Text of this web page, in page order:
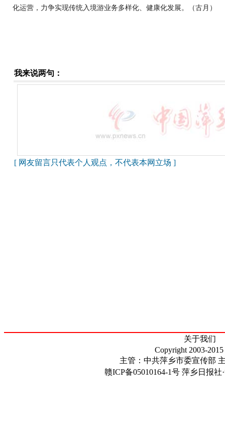
化运营，力争实现传统入境游业务多样化、健康化发展。（古月）
我来说两句：
[ 网友留言只代表个人观点，不代表本网立场 ]
关于我们
Copyright 2003-
主管：中共萍乡市委宣传部
赣ICP备05010164-1号 萍乡日报社